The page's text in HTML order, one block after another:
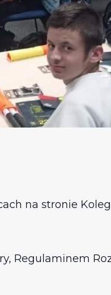
na stronie
Regulaminem